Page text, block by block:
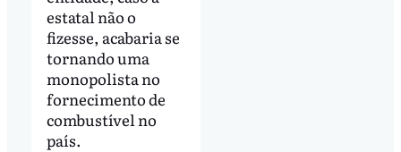
estatal não o
fizesse, acabaria se
tornando uma
monopolista no
fornecimento de
combustível no
país.